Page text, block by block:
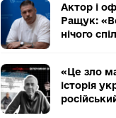
Актор і
Ращук:
нічого
«Це зло
історія